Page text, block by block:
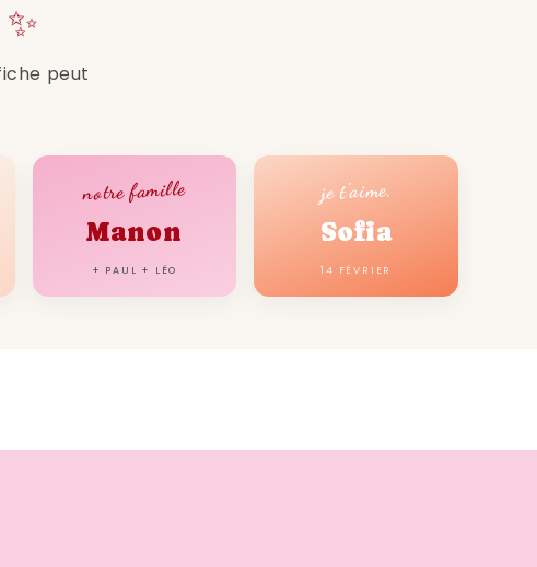
de l'affiche année de
de notre affiche année de
n'avez pas à attendre la livraison, ce
être facilement adaptée à d'autres
A3 et A2. Cela vous permet de choisir
peut
notre famille
Manon
+ PAUL + LÉO
je t'aime,
Sofia
14 FÉVRIER